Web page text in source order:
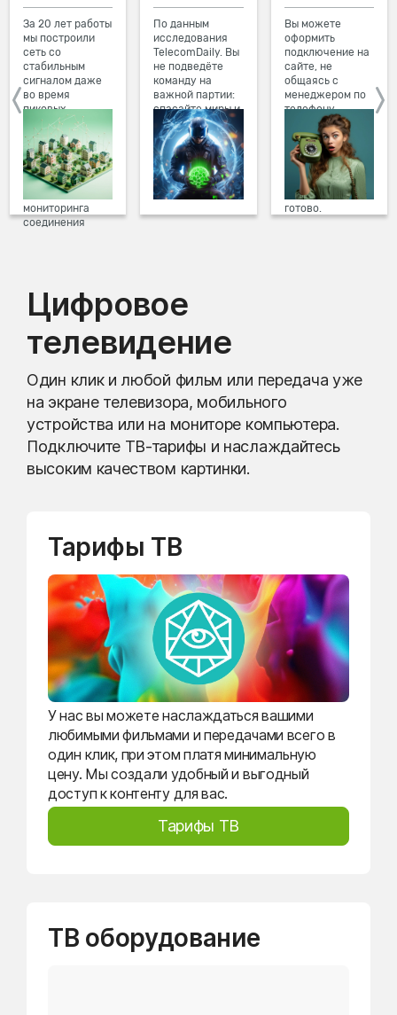
За 20 лет работы
мы построили
сеть со
стабильным
сигналом даже
во время
пиковых
нагрузок в
вечернее время.
Мы постоянно
обновляем наше
оборудование в
домах, а система
мониторинга
соединения
По данным
исследования
TelecomDaily. Вы
не подведёте
команду на
важной партии:
спасайте миры и
побеждайте с
друзьями в
онлайн-играх.
Вы можете
оформить
подключение на
сайте, не
общаясь с
менеджером по
телефону.
Просто в три
клика заполните
форму заявки на
сайте, выберите
дату и время
подключения,
готово.
Цифровое
телевидение
Один клик и любой фильм или передача уже
на экране телевизора, мобильного
устройства или на мониторе компьютера.
Подключите ТВ-тарифы и наслаждайтесь
высоким качеством картинки.
Тарифы ТВ
У нас вы можете наслаждаться вашими
любимыми фильмами и передачами всего в
один клик, при этом платя минимальную
цену. Мы создали удобный и выгодный
доступ к контенту для вас.
Тарифы ТВ
ТВ оборудование